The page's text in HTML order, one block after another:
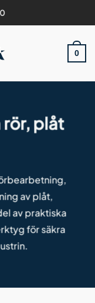
0
rör, plåt
av plåt,
av praktiska
för säkra